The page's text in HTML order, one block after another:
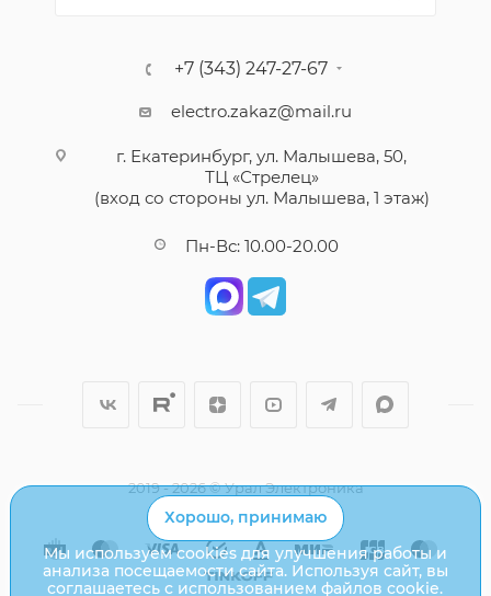
+7 (343) 247-27-67
electro.zakaz@mail.ru
г. Екатеринбург, ул. Малышева, 50,
ТЦ «Стрелец»
(вход со стороны ул. Малышева, 1 этаж)
Пн-Вс: 10.00-20.00
2019 - 2026 © Урал Электроника
Мы используем cookies для улучшения работы и
анализа посещаемости сайта. Используя сайт, вы
соглашаетесь с использованием файлов cookie.
Хорошо, принимаю